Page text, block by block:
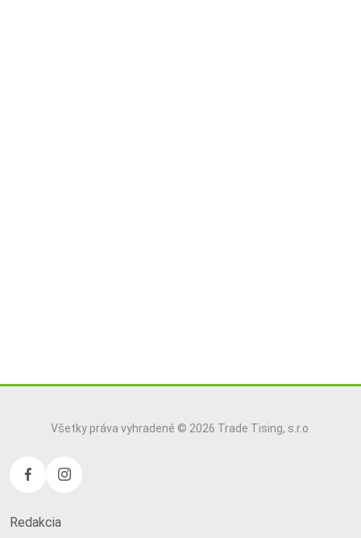
Všetky práva vyhradené © 2026 Trade Tising, s.r.o.
Redakcia